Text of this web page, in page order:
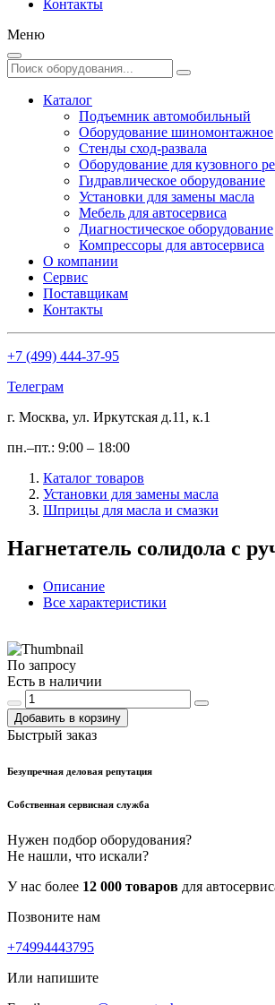
Контакты
Меню
Каталог
Подъемник автомобильный
Оборудование шиномонтажное
Стенды сход-развала
Оборудование для кузовного
Гидравлическое оборудование
Установки для замены масла
Мебель для автосервиса
Диагностическое оборудование
Компрессоры для автосервиса
О компании
Сервис
Поставщикам
Контакты
+7 (499) 444-37-95
Телеграм
г. Москва, ул. Иркутская д.11, к.1
пн.–пт.: 9:00 – 18:00
Каталог товаров
Установки для замены масла
Шприцы для масла и смазки
Нагнетатель солидола с
Описание
Все характеристики
По запросу
Есть в наличии
Добавить в корзину
Быстрый заказ
Безупречная деловая репутация
Собственная сервисная служба
Нужен подбор оборудования?
Не нашли, что искали?
У нас более 12 000 товаров для
Позвоните нам
+74994443795
Или напишите